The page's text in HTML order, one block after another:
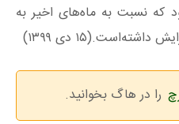
که نسبت به ماه‌های اخیر به
را در هاگ بخوانید.